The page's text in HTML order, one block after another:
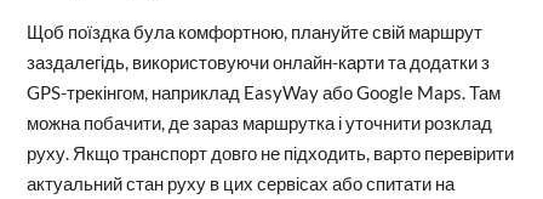
Щоб поїздка була комфортною, плануйте свій маршрут
заздалегідь, використовуючи онлайн-карти та додатки з
GPS-трекінгом, наприклад EasyWay або Google Maps. Там
можна побачити, де зараз маршрутка і уточнити розклад
руху. Якщо транспорт довго не підходить, варто перевірити
актуальний стан руху в цих сервісах або спитати на